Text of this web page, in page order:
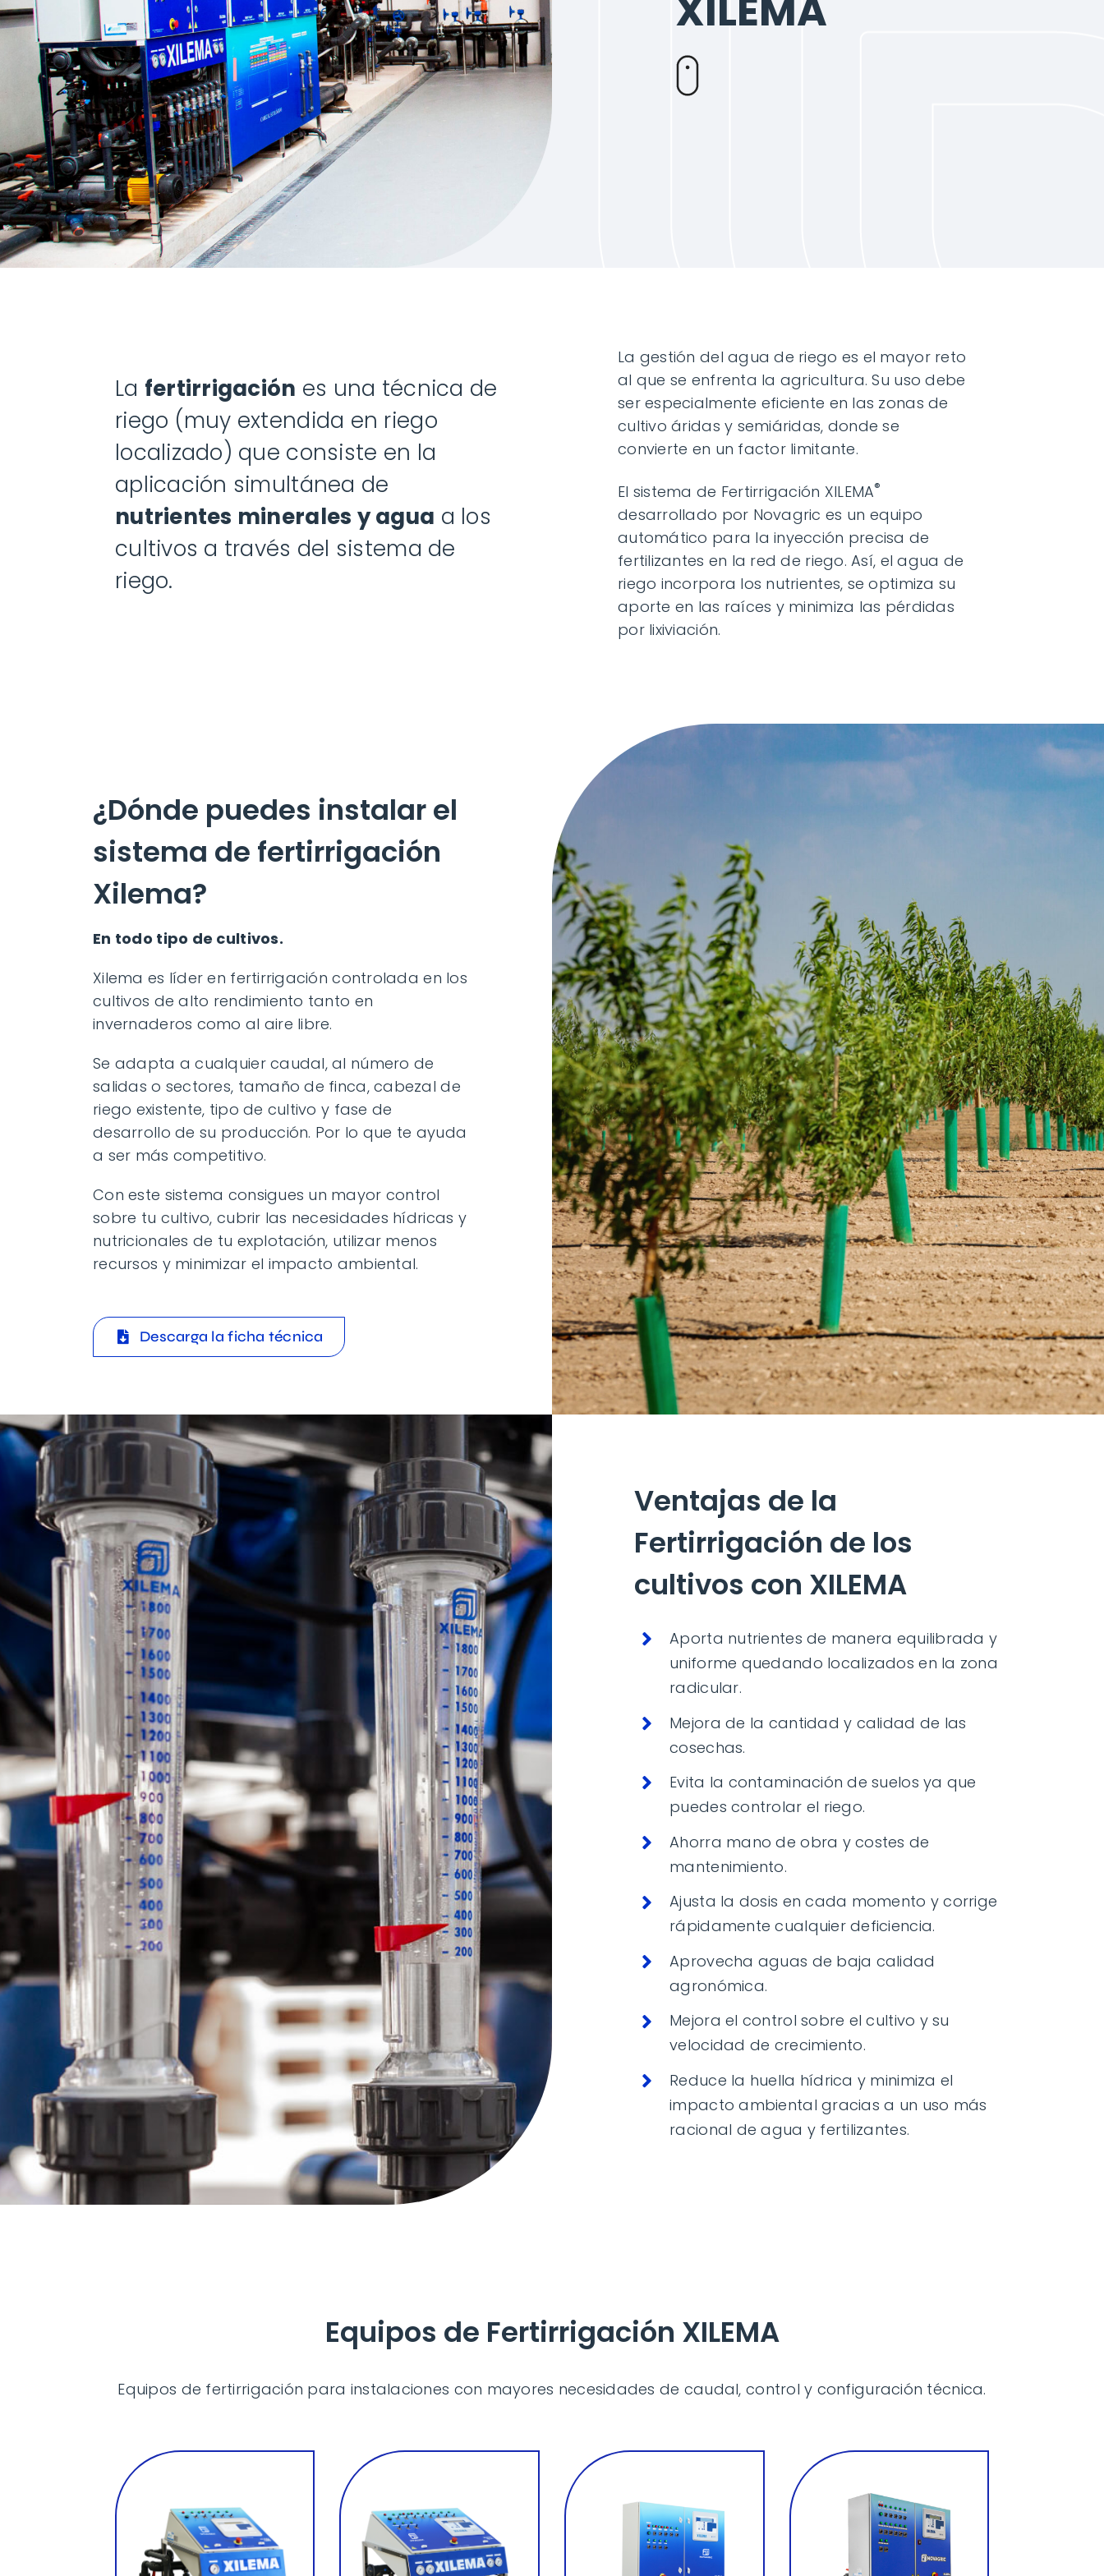
XILEMA
La fertirrigación es una técnica de
riego (muy extendida en riego
localizado) que consiste en la
aplicación simultánea de
nutrientes minerales y agua a los
cultivos a través del sistema de
riego.
La gestión del agua de riego es el mayor reto
al que se enfrenta la agricultura. Su uso debe
ser especialmente eficiente en las zonas de
cultivo áridas y semiáridas, donde se
convierte en un factor limitante.
El sistema de Fertirrigación XILEMA®
desarrollado por Novagric es un equipo
automático para la inyección precisa de
fertilizantes en la red de riego. Así, el agua de
riego incorpora los nutrientes, se optimiza su
aporte en las raíces y minimiza las pérdidas
por lixiviación.
¿Dónde puedes instalar el
sistema de fertirrigación
Xilema?
En todo tipo de cultivos.
Xilema es líder en fertirrigación controlada en los
cultivos de alto rendimiento tanto en
invernaderos como al aire libre.
Se adapta a cualquier caudal, al número de
salidas o sectores, tamaño de finca, cabezal de
riego existente, tipo de cultivo y fase de
desarrollo de su producción. Por lo que te ayuda
a ser más competitivo.
Con este sistema consigues un mayor control
sobre tu cultivo, cubrir las necesidades hídricas y
nutricionales de tu explotación, utilizar menos
recursos y minimizar el impacto ambiental.
Descarga la ficha técnica
Ventajas de la
Fertirrigación de los
cultivos con XILEMA
Aporta nutrientes de manera equilibrada y
uniforme quedando localizados en la zona
radicular.
Mejora de la cantidad y calidad de las
cosechas.
Evita la contaminación de suelos ya que
puedes controlar el riego.
Ahorra mano de obra y costes de
mantenimiento.
Ajusta la dosis en cada momento y corrige
rápidamente cualquier deficiencia.
Aprovecha aguas de baja calidad
agronómica.
Mejora el control sobre el cultivo y su
velocidad de crecimiento.
Reduce la huella hídrica y minimiza el
impacto ambiental gracias a un uso más
racional de agua y fertilizantes.
Equipos de Fertirrigación XILEMA
Equipos de fertirrigación para instalaciones con mayores necesidades de caudal, control y configuración técnica.
mediano
grande
número
de
inyectores
grandes
caudales
de riego